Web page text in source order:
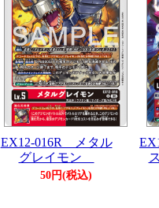
EX12-016R メタル
グレイモン
50円(税込)